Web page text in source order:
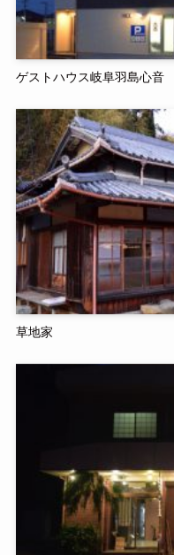
ゲストハウス岐阜羽島心音
草地家